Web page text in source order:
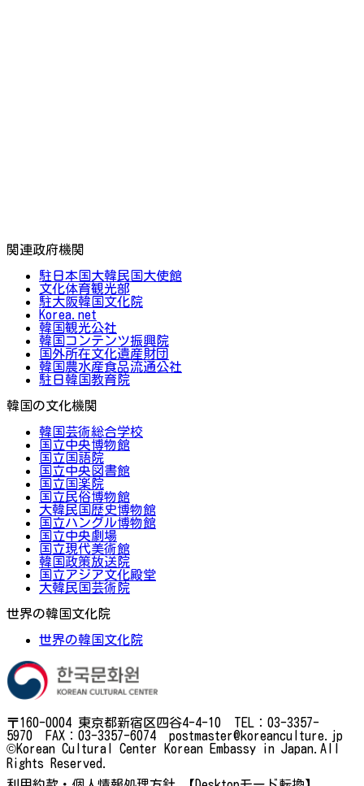
関連政府機関
駐日本国大韓民国大使館
文化体育観光部
駐大阪韓国文化院
Korea.net
韓国観光公社
韓国コンテンツ振興院
国外所在文化遺産財団
韓国農水産食品流通公社
駐日韓国教育院
韓国の文化機関
韓国芸術総合学校
国立中央博物館
国立国語院
国立中央図書館
国立国楽院
国立民俗博物館
大韓民国歴史博物館
国立ハングル博物館
国立中央劇場
国立現代美術館
韓国政策放送院
国立アジア文化殿堂
大韓民国芸術院
世界の韓国文化院
世界の韓国文化院
〒160-0004 東京都新宿区四谷4-4-10 TEL：03-3357-
5970 FAX：03-3357-6074 postmaster@koreanculture.jp
©Korean Cultural Center Korean Embassy in Japan.All
Rights Reserved.